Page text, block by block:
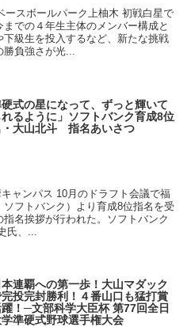
スボールパーク上柚木 初戦白星で
での４年生主体のメンバー構成と
級生を投入するなど、新たな挑戦
勝負強さが光...
硬式の星になって、ずっと輝いて
れるように」ソフトバンク育成8位
・大山北斗 指名あいさつ
ャンパス 10月のドラフト会議で福
フトバンク）より育成8位指名を受
名挨拶が行われた。ソフトバンク
氏、...
連覇への第一歩！大山マダック
完投完封勝利！４番山口も猛打賞
！─文部科学大臣杯 第77回全日
準硬式野球選手権大会